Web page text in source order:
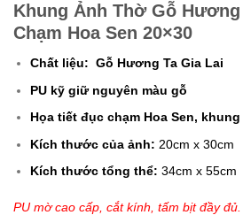
Khung Ảnh Thờ Gỗ Hương
Chạm Hoa Sen 20×30
Chất liệu: Gỗ Hương Ta Gia Lai
PU kỹ giữ nguyên màu gỗ
Họa tiết đục chạm Hoa Sen,
Kích thước của ảnh: 20cm x 30cm
Kích thước tổng thể: 34cm x 55cm
PU mờ cao cấp, cắt kính, tấm bịt đầy